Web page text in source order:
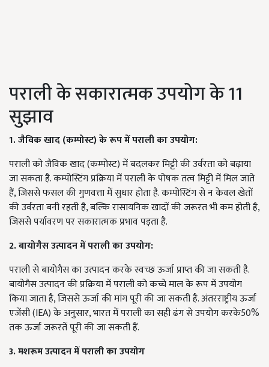
पराली के सकारात्मक उपयोग के 11
सुझाव
1. जैविक खाद (कम्पोस्ट) के रूप में पराली का उपयोग:
पराली को जैविक खाद (कम्पोस्ट) में बदलकर मिट्टी की उर्वरता को बढ़ाया
जा सकता है. कम्पोस्टिंग प्रक्रिया में पराली के पोषक तत्व मिट्टी में मिल जाते
हैं, जिससे फसल की गुणवत्ता में सुधार होता है. कम्पोस्टिंग से न केवल खेतों
की उर्वरता बनी रहती है, बल्कि रासायनिक खादों की जरूरत भी कम होती है,
जिससे पर्यावरण पर सकारात्मक प्रभाव पड़ता है.
2. बायोगैस उत्पादन में पराली का उपयोग:
पराली से बायोगैस का उत्पादन करके स्वच्छ ऊर्जा प्राप्त की जा सकती है.
बायोगैस उत्पादन की प्रक्रिया में पराली को कच्चे माल के रूप में उपयोग
किया जाता है, जिससे ऊर्जा की मांग पूरी की जा सकती है. अंतरराष्ट्रीय ऊर्जा
एजेंसी (IEA) के अनुसार, भारत में पराली का सही ढंग से उपयोग करके50%
तक ऊर्जा जरूरतें पूरी की जा सकती हैं.
3. मशरूम उत्पादन में पराली का उपयोग